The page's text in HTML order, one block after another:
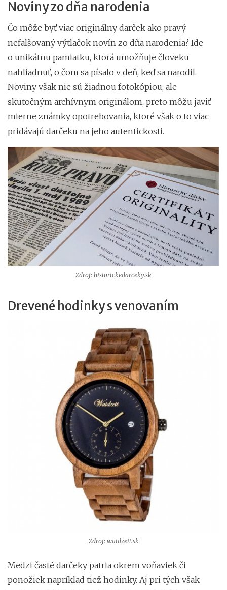
Noviny zo dňa narodenia
Čo môže byť viac originálny darček ako pravý
nefalšovaný výtlačok novín zo dňa narodenia? Ide
o unikátnu pamiatku, ktorá umožňuje človeku
nahliadnuť, o čom sa písalo v deň, keď sa narodil.
Noviny však nie sú žiadnou fotokópiou, ale
skutočným archívnym originálom, preto môžu javiť
mierne známky opotrebovania, ktoré však o to viac
pridávajú darčeku na jeho autentickosti.
Zdroj: historickedarceky.sk
Drevené hodinky s venovaním
Zdroj: waidzeit.sk
Medzi časté darčeky patria okrem voňaviek či
ponožiek napríklad tiež hodinky. Aj pri tých však